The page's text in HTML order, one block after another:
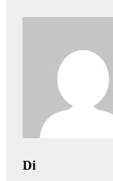
Di